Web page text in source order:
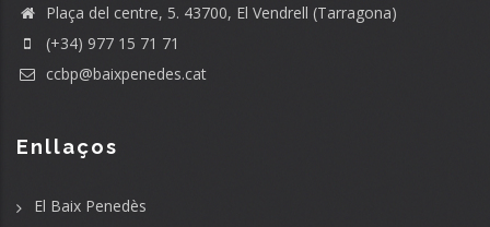
Plaça del centre, 5. 43700, El Vendrell (Tarragona)
(+34) 977 15 71 71
ccbp@baixpenedes.cat
Enllaços
El Baix Penedès